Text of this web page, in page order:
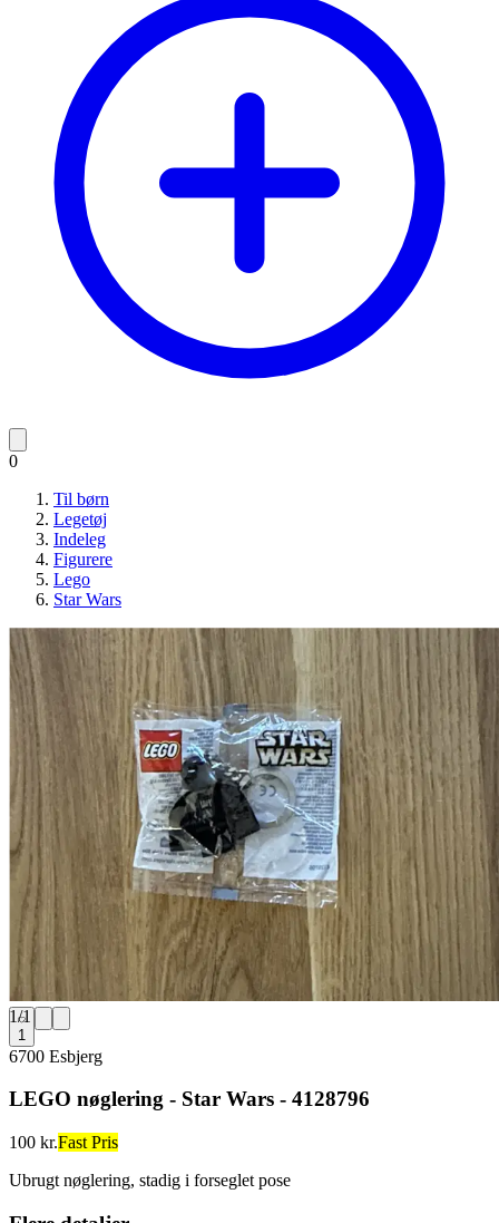
0
Til børn
Legetøj
Indeleg
Figurere
Lego
Star Wars
1/1
1
6700 Esbjerg
LEGO nøglering - Star Wars - 4128796
100 kr.Fast Pris
Ubrugt nøglering, stadig i forseglet pose